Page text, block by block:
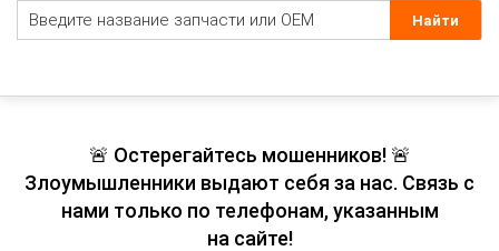
🚨 Остерегайтесь мошенников! 🚨
Злоумышленники выдают себя за нас. Связь с
нами только по телефонам, указанным
на сайте!